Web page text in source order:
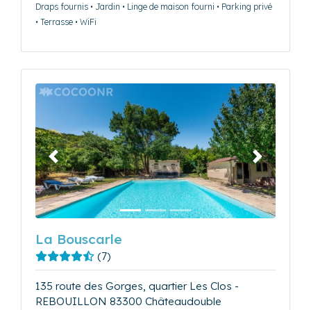
Draps fournis • Jardin • Linge de maison fourni • Parking privé
• Terrasse • WiFi
Précédent Suivant
La Bouscarle
(7)
135 route des Gorges, quartier Les Clos -
REBOUILLON 83300 Châteaudouble